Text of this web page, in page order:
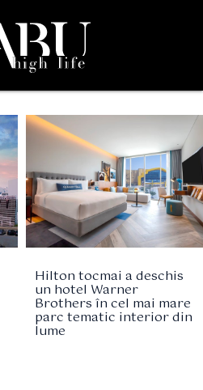
Hilton tocmai a deschis
un hotel Warner
Brothers în cel mai mare
parc tematic interior din
lume